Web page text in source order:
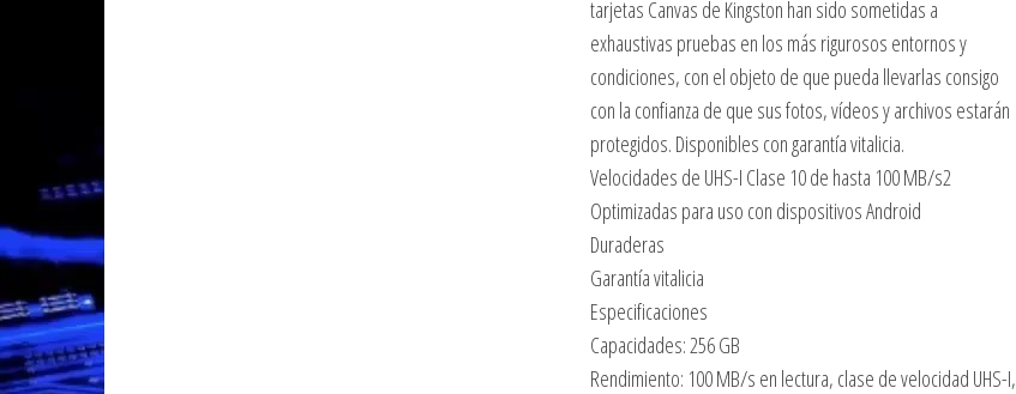
tarjetas Canvas de Kingston han sido sometidas a
exhaustivas pruebas en los más rigurosos entornos y
condiciones, con el objeto de que pueda llevarlas consigo
con la confianza de que sus fotos, vídeos y archivos estarán
protegidos. Disponibles con garantía vitalicia.
Velocidades de UHS-I Clase 10 de hasta 100 MB/s2
Optimizadas para uso con dispositivos Android
Duraderas
Garantía vitalicia
Especificaciones
Capacidades: 256 GB
Rendimiento: 100 MB/s en lectura, clase de velocidad UHS-I,